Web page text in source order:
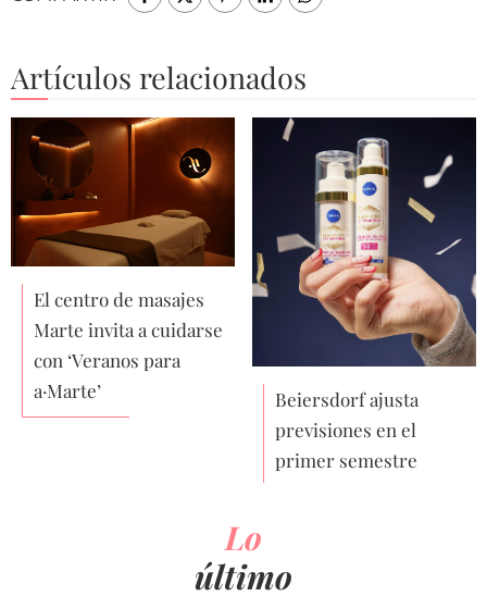
Artículos relacionados
El centro de masajes
Marte invita a cuidarse
con ‘Veranos para
a·Marte’
Beiersdorf ajusta
previsiones en el
primer semestre
Lo
último